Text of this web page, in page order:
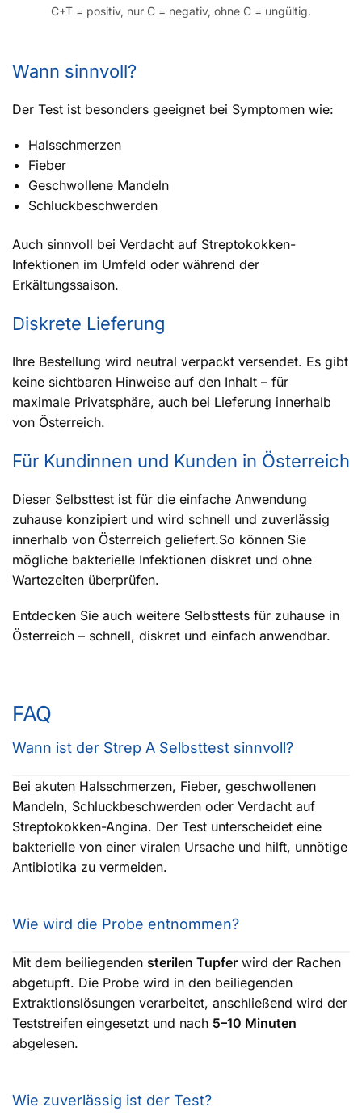
C+T = positiv, nur C = negativ, ohne C = ungültig.
Wann sinnvoll?
Der Test ist besonders geeignet bei Symptomen wie:
Halsschmerzen
Fieber
Geschwollene Mandeln
Schluckbeschwerden
Auch sinnvoll bei Verdacht auf Streptokokken-
Infektionen im Umfeld oder während der
Erkältungssaison.
Diskrete Lieferung
Ihre Bestellung wird neutral verpackt versendet. Es gibt
keine sichtbaren Hinweise auf den Inhalt – für
maximale Privatsphäre, auch bei Lieferung innerhalb
von Österreich.
Für Kundinnen und Kunden in Österreich
Dieser Selbsttest ist für die einfache Anwendung
zuhause konzipiert und wird schnell und zuverlässig
innerhalb von Österreich geliefert.So können Sie
mögliche bakterielle Infektionen diskret und ohne
Wartezeiten überprüfen.
Entdecken Sie auch weitere Selbsttests für zuhause in
Österreich – schnell, diskret und einfach anwendbar.
FAQ
Wann ist der Strep A Selbsttest sinnvoll?
Bei akuten Halsschmerzen, Fieber, geschwollenen
Mandeln, Schluckbeschwerden oder Verdacht auf
Streptokokken-Angina. Der Test unterscheidet eine
bakterielle von einer viralen Ursache und hilft, unnötige
Antibiotika zu vermeiden.
Wie wird die Probe entnommen?
Mit dem beiliegenden sterilen Tupfer wird der Rachen
abgetupft. Die Probe wird in den beiliegenden
Extraktionslösungen verarbeitet, anschließend wird der
Teststreifen eingesetzt und nach 5–10 Minuten
abgelesen.
Wie zuverlässig ist der Test?